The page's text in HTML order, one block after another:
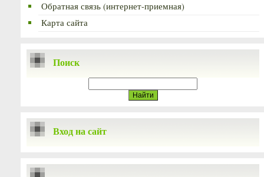
Обратная связь (интернет-приемная)
Карта сайта
Поиск
Вход на сайт